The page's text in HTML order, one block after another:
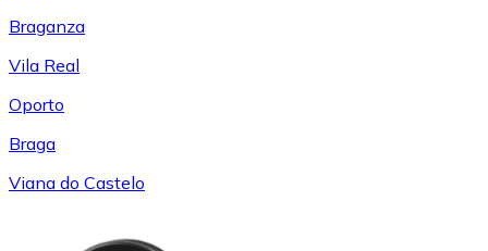
Braganza
Vila Real
Oporto
Braga
Viana do Castelo